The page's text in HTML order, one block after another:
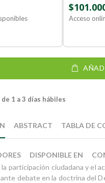
Acceso
1 a 3 días hábiles
participación ciudadana y el
debate en la doctrina del
ABSTRACT TABLA DE
DISPONIBLE EN